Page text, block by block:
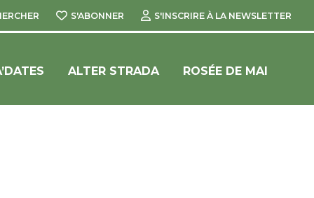
S'ABONNER S'INSCRIRE À LA NEWSLETTER
ALTER STRADA ROSÉE DE MAI